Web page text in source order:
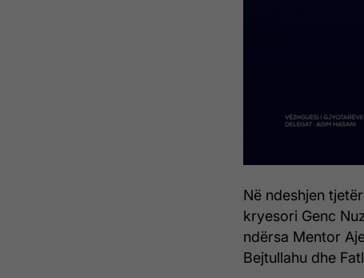
Në ndeshjen
kryesori Genc
ndërsa Mentor
Bejtullahu dhe